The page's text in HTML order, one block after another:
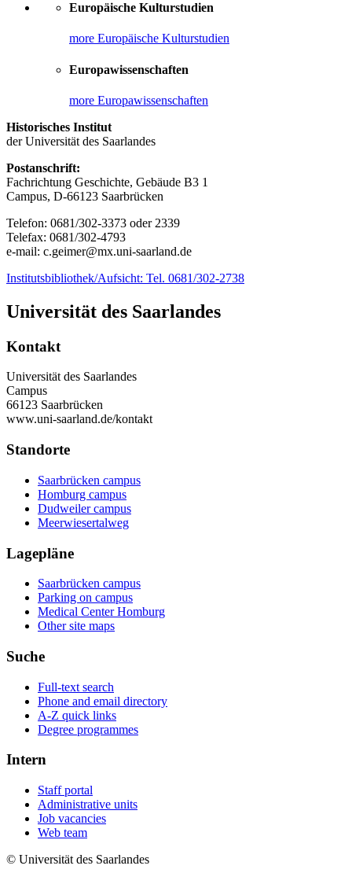
Europäische Kulturstudien
more Europäische Kulturstudien
Europawissenschaften
more Europawissenschaften
Historisches Institut
der Universität des Saarlandes
Postanschrift:
Fachrichtung Geschichte, Gebäude B3 1
Campus, D-66123 Saarbrücken
Telefon: 0681/302-3373 oder 2339
Telefax: 0681/302-4793
e-mail: c.geimer@mx.uni-saarland.de
Institutsbibliothek/Aufsicht: Tel. 0681/302-2738
Universität des Saarlandes
Kontakt
Universität des Saarlandes
Campus
66123 Saarbrücken
www.uni-saarland.de/kontakt
Standorte
Saarbrücken campus
Homburg campus
Dudweiler campus
Meerwiesertalweg
Lagepläne
Saarbrücken campus
Parking on campus
Medical Center Homburg
Other site maps
Suche
Full-text search
Phone and email directory
A-Z quick links
Degree programmes
Intern
Staff portal
Administrative units
Job vacancies
Web team
© Universität des Saarlandes